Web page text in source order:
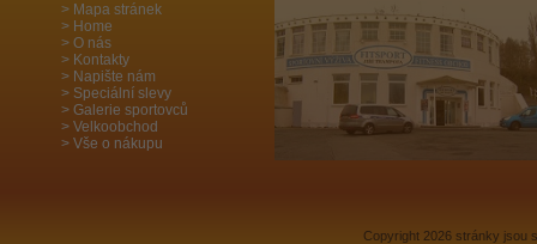
Mapa stránek
Home
O nás
Kontakty
Napište nám
Speciální slevy
Galerie sportovců
Velkoobchod
Vše o nákupu
Copyright 2026 stránky jsou